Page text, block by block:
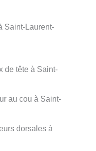
Saint-Laurent-
de tête à Saint-
au cou à Saint-
dorsales à